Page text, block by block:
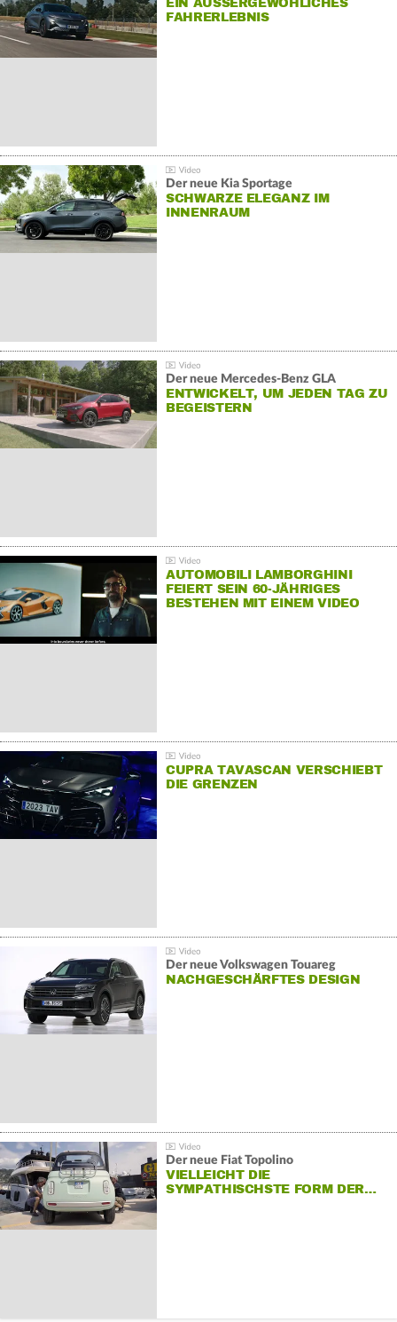
EIN AUSSERGEWÖHLICHES F
AHRERLEBNIS
Der neue Kia Sportage
SCHWARZE ELEGANZ IM
INNENRAUM
Der neue Mercedes-Benz GLA
ENTWICKELT, UM JEDEN TAG ZU
BEGEISTERN
AUTOMOBILI LAMBORGHINI
FEIERT SEIN 60-JÄHRIGES
BESTEHEN MIT EINEM VIDEO
CUPRA TAVASCAN VERSCHIEBT
DIE GRENZEN
Der neue Volkswagen Touareg
NACHGESCHÄRFTES DESIGN
Der neue Fiat Topolino
VIELLEICHT DIE
SYMPATHISCHSTE FORM DER…